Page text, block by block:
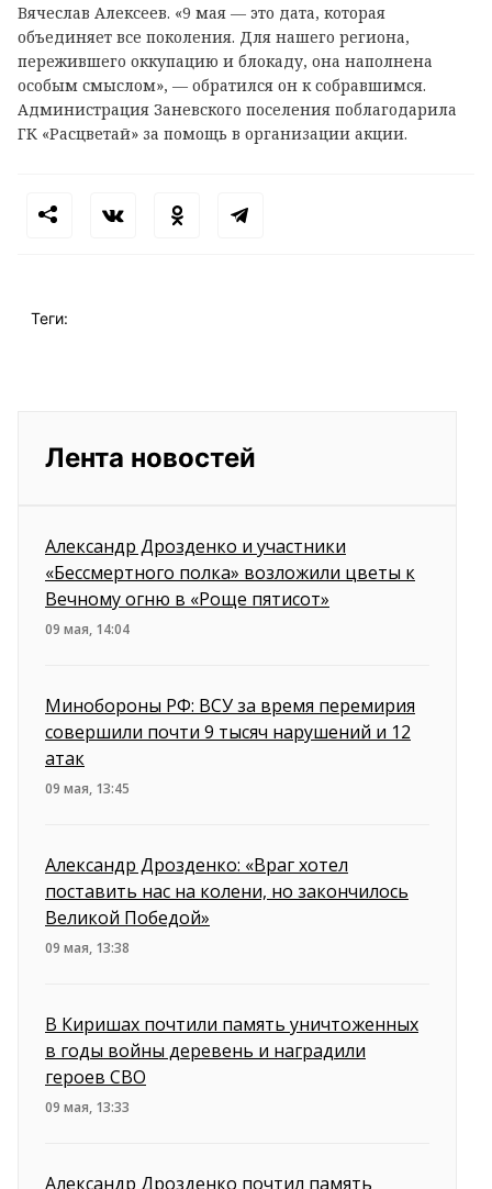
Вячеслав Алексеев. «9 мая — это дата, которая
объединяет все поколения. Для нашего региона,
пережившего оккупацию и блокаду, она наполнена
особым смыслом», — обратился он к собравшимся.
Администрация Заневского поселения поблагодарила
ГК «Расцветай» за помощь в организации акции.
Теги:
Лента новостей
Александр Дрозденко и участники
«Бессмертного полка» возложили цветы к
Вечному огню в «Роще пятисот»
09 мая, 14:04
Минобороны РФ: ВСУ за время перемирия
совершили почти 9 тысяч нарушений и 12
атак
09 мая, 13:45
Александр Дрозденко: «Враг хотел
поставить нас на колени, но закончилось
Великой Победой»
09 мая, 13:38
В Киришах почтили память уничтоженных
в годы войны деревень и наградили
героев СВО
09 мая, 13:33
Александр Дрозденко почтил память